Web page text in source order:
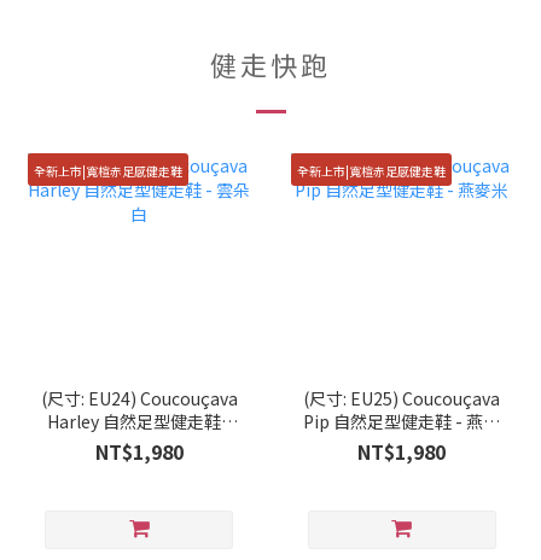
健走快跑
全新上市|寬楦赤足感健走鞋
(尺寸: EU24) Coucouçava
Harley 自然足型健走鞋 -
雲朵白
NT$1,980
全新上市|寬楦赤足感健走鞋
(尺寸: EU25) Coucouçava
Pip 自然足型健走鞋 - 燕麥
米
NT$1,980